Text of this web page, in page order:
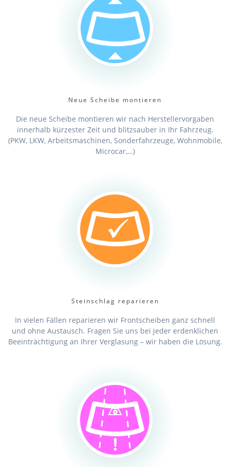
Neue Scheibe montieren
Die neue Scheibe montieren wir nach Herstellervorgaben
innerhalb kürzester Zeit und blitzsauber in Ihr Fahrzeug.
(PKW, LKW, Arbeitsmaschinen, Sonderfahrzeuge, Wohnmobile,
Microcar,…)
Steinschlag reparieren
In vielen Fällen reparieren wir Frontscheiben ganz schnell
und ohne Austausch. Fragen Sie uns bei jeder erdenklichen
Beeinträchtigung an Ihrer Verglasung – wir haben die Lösung.